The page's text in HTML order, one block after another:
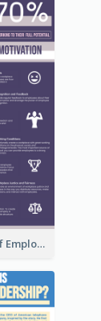
7 Elements Of Employee Motivation Infographic